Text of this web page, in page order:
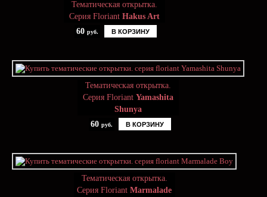
Тематическая открытка.
Серия Floriant Hakus Art
60 руб. В КОРЗИНУ
Тематическая открытка.
Серия Floriant Yamashita
Shunya
60 руб. В КОРЗИНУ
Тематическая открытка.
Серия Floriant Marmalade